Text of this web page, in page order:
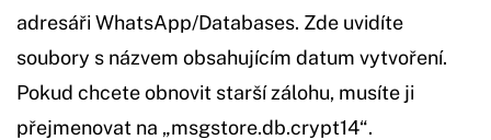
adresáři WhatsApp/Databases. Zde uvidíte
soubory s názvem obsahujícím datum vytvoření.
Pokud chcete obnovit starší zálohu, musíte ji
přejmenovat na „msgstore.db.crypt14“.